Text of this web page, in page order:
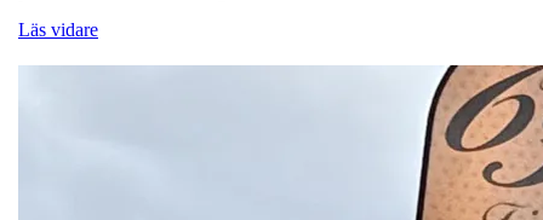
Läs vidare